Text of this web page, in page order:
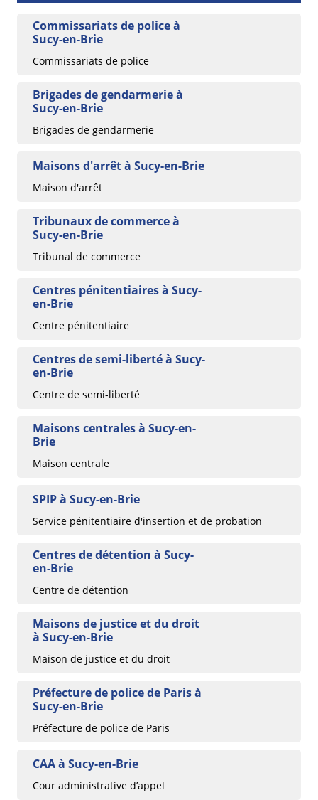
Commissariats de police à
Sucy-en-Brie
Commissariats de police
Brigades de gendarmerie à
Sucy-en-Brie
Brigades de gendarmerie
Maisons d'arrêt à Sucy-en-Brie
Maison d'arrêt
Tribunaux de commerce à
Sucy-en-Brie
Tribunal de commerce
Centres pénitentiaires à Sucy-
en-Brie
Centre pénitentiaire
Centres de semi-liberté à Sucy-
en-Brie
Centre de semi-liberté
Maisons centrales à Sucy-en-
Brie
Maison centrale
SPIP à Sucy-en-Brie
Service pénitentiaire d'insertion et de probation
Centres de détention à Sucy-
en-Brie
Centre de détention
Maisons de justice et du droit
à Sucy-en-Brie
Maison de justice et du droit
Préfecture de police de Paris à
Sucy-en-Brie
Préfecture de police de Paris
CAA à Sucy-en-Brie
Cour administrative d’appel